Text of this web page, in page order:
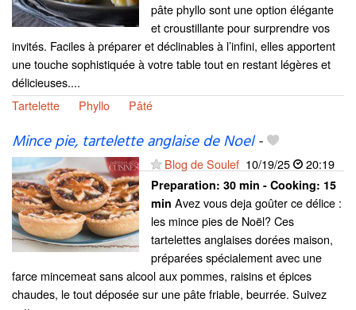
pâte phyllo sont une option élégante
et croustillante pour surprendre vos
invités. Faciles à préparer et déclinables à l’infini, elles apportent
une touche sophistiquée à votre table tout en restant légères et
délicieuses....
Tartelette
Phyllo Pâté
Mince pie, tartelette anglaise de Noel-
Blog de Soulef 10/19/25 20:19
Preparation: 30 min - Cooking: 15
min Avez vous deja goûter ce délice :
les mince pies de Noël? Ces
tartelettes anglaises dorées maison,
préparées spécialement avec une
farce mincemeat sans alcool aux pommes, raisins et épices
chaudes, le tout déposée sur une pâte friable, beurrée. Suivez